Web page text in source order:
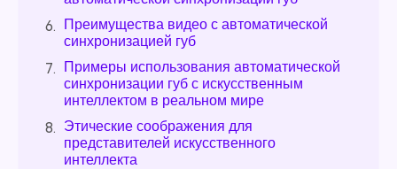
6. Преимущества видео с автоматической
синхронизацией губ
7. Примеры использования автоматической
синхронизации губ с искусственным
интеллектом в реальном мире
8. Этические соображения для
представителей искусственного
интеллекта